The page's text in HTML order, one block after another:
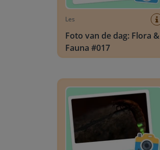
Les
Foto van de dag: Flora &
Fauna #017